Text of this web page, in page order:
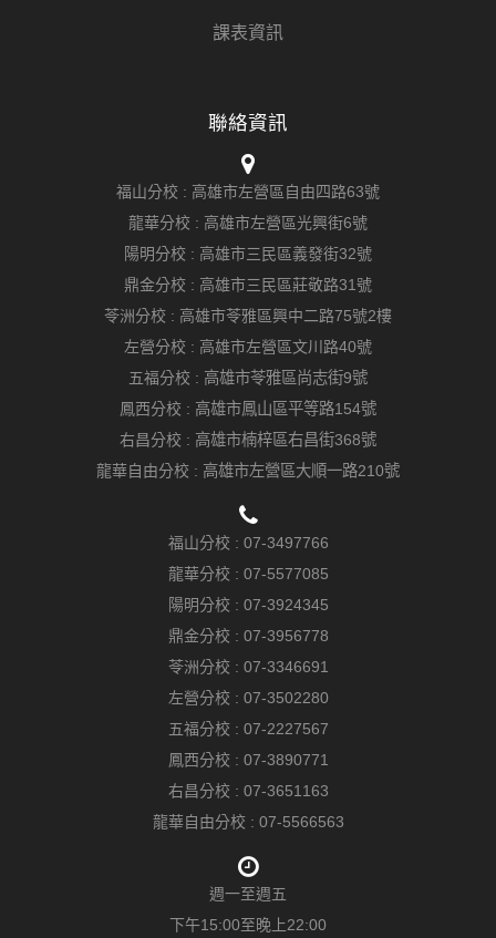
課表資訊
聯絡資訊
福山分校 : 高雄市左營區自由四路63號
龍華分校 : 高雄市左營區光興街6號
陽明分校 : 高雄市三民區義發街32號
鼎金分校 : 高雄市三民區莊敬路31號
苓洲分校 : 高雄市苓雅區興中二路75號2樓
左營分校 : 高雄市左營區文川路40號
五福分校 : 高雄市苓雅區尚志街9號
鳳西分校 : 高雄市鳳山區平等路154號
右昌分校 : 高雄市楠梓區右昌街368號
龍華自由分校 : 高雄市左營區大順一路210號
福山分校 : 07-3497766
龍華分校 : 07-5577085
陽明分校 : 07-3924345
鼎金分校 : 07-3956778
苓洲分校 : 07-3346691
左營分校 : 07-3502280
五福分校 : 07-2227567
鳳西分校 : 07-3890771
右昌分校 : 07-3651163
龍華自由分校 : 07-5566563
週一至週五
下午15:00至晚上22:00